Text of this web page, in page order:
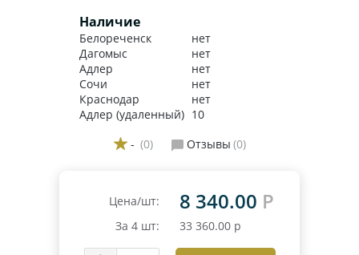
Наличие
Белореченск
нет
Дагомыс
нет
Адлер
нет
Сочи
нет
Краснодар
нет
Адлер (удаленный) 10
- (0) Отзывы (0)
Цена/шт: 8 340.00 Р
За 4 шт: 33 360.00 р